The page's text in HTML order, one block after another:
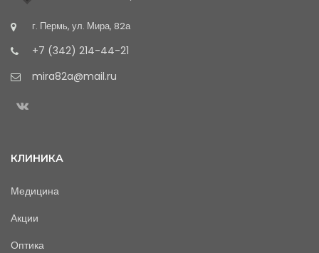
г. Пермь, ул. Мира, 82а
+7 (342) 214-44-21
mira82a@mail.ru
КЛИНИКА
Медицина
Акции
Оптика